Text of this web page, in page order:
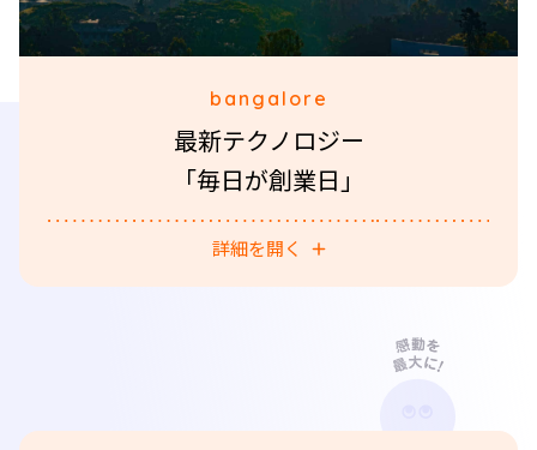
bangalore
最新テクノロジー
「毎日が創業日」
詳細を開く